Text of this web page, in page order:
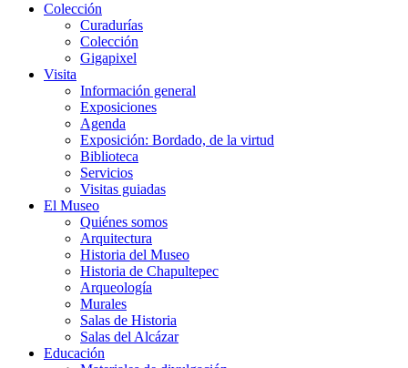
Colección
Curadurías
Colección
Gigapixel
Visita
Información general
Exposiciones
Agenda
Exposición: Bordado, de la virtud
Biblioteca
Servicios
Visitas guiadas
El Museo
Quiénes somos
Arquitectura
Historia del Museo
Historia de Chapultepec
Arqueología
Murales
Salas de Historia
Salas del Alcázar
Educación